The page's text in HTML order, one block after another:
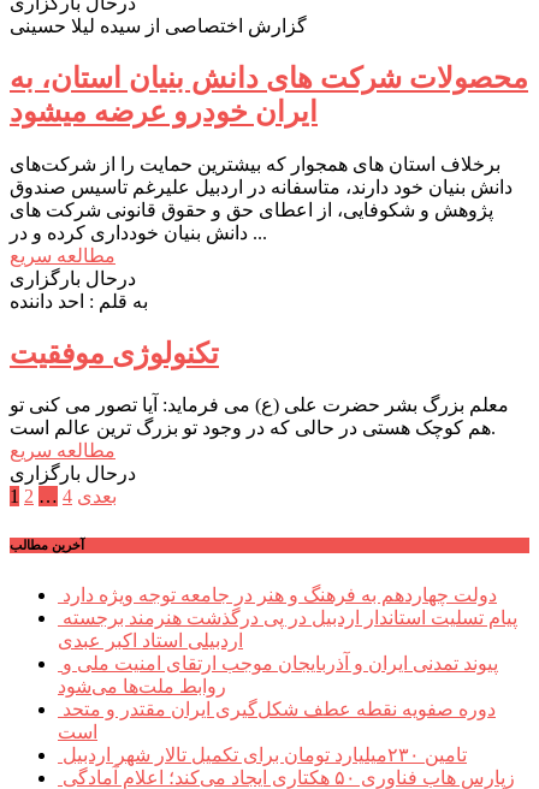
گزارش اختصاصی از سیده لیلا حسینی
محصولات شرکت های دانش بنیان استان، به
ایران خودرو عرضه میشود
برخلاف استان های همجوار که بیشترین حمایت را از شرکت‌های
دانش بنیان خود دارند، متاسفانه در اردبیل علیرغم تاسیس صندوق
پژوهش و شکوفایی، از اعطای حق و حقوق قانونی شرکت های
دانش بنیان خودداری کرده و در ...
مطالعه سریع
درحال بارگزاری
به قلم : احد داننده
تکنولوژی موفقیت
معلم بزرگ بشر حضرت علی (ع) می فرماید: آیا تصور می کنی تو
هم کوچک هستی در حالی که در وجود تو بزرگ ترین عالم است.
مطالعه سریع
درحال بارگزاری
صفحه‌بندی
نوشته‌ها
1 2 … 4 بعدی
آخرین مطالب
دولت چهاردهم به فرهنگ و هنر در جامعه توجه ویژه دارد
اردبیلی استاد اکبر عبدی
روابط ملت‌ها می‌شود
است
تامین ۲۳۰میلیارد تومان برای تکمیل تالار شهر اردبیل